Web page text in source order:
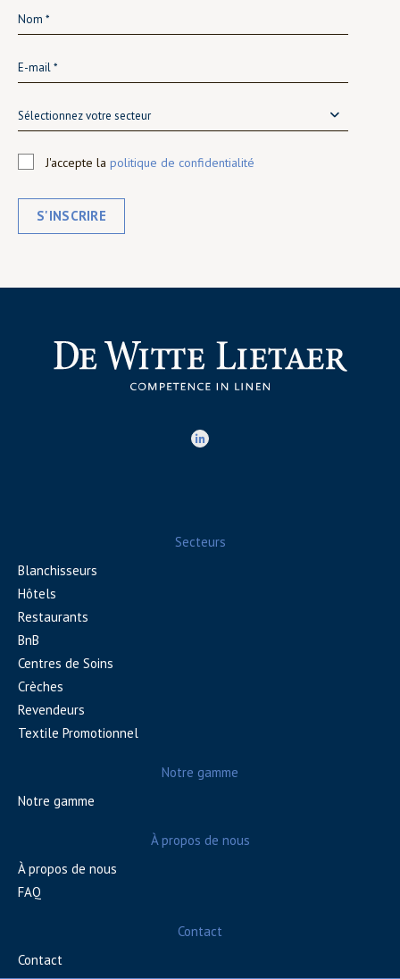
Sélectionnez votre secteur
J'accepte la politique de confidentialité
S'INSCRIRE
Secteurs
Blanchisseurs
Hôtels
Restaurants
BnB
Centres de Soins
Crèches
Revendeurs
Textile Promotionnel
Notre gamme
Notre gamme
À propos de nous
À propos de nous
FAQ
Contact
Contact